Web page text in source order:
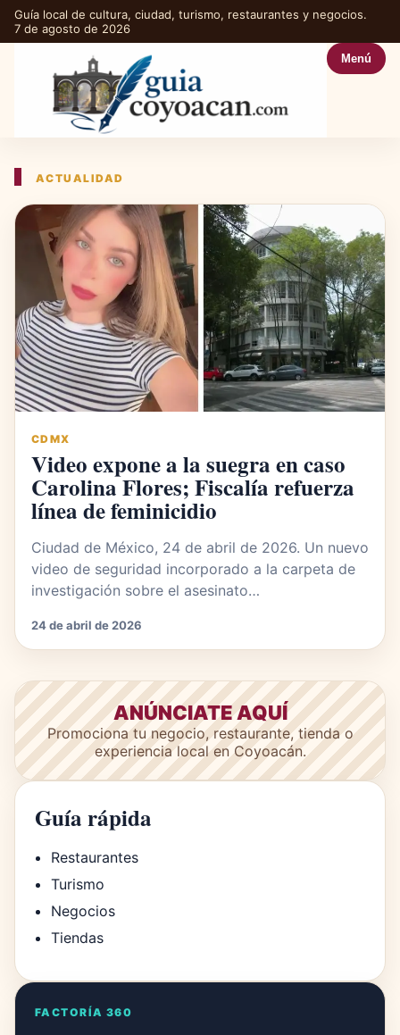
Guía local de cultura, ciudad, turismo, restaurantes y negocios.
7 de agosto de 2026
Menú
ACTUALIDAD
CDMX
Video expone a la suegra en caso
Carolina Flores; Fiscalía refuerza
línea de feminicidio
Ciudad de México, 24 de abril de 2026. Un nuevo
video de seguridad incorporado a la carpeta de
investigación sobre el asesinato…
24 de abril de 2026
ANÚNCIATE AQUÍ
Promociona tu negocio, restaurante, tienda o
experiencia local en Coyoacán.
Guía rápida
Restaurantes
Turismo
Negocios
Tiendas
FACTORÍA 360